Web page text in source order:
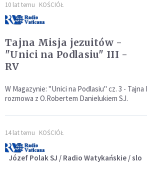
10 lat temu KOŚCIÓŁ
Tajna Misja jezuitów -
"Unici na Podlasiu" III -
RV
W Magazynie: "Unici na Podlasiu" cz. 3 -
rozmowa z O.Robertem Danielukiem SJ.
14 lat temu KOŚCIÓŁ
Józef Polak SJ / Radio Watykańskie / slo